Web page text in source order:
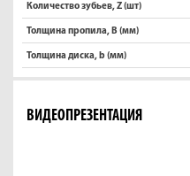
Количество зубьев, Z (шт)
Толщина пропила, B (мм)
Толщина диска, b (мм)
ВИДЕОПРЕЗЕНТАЦИЯ